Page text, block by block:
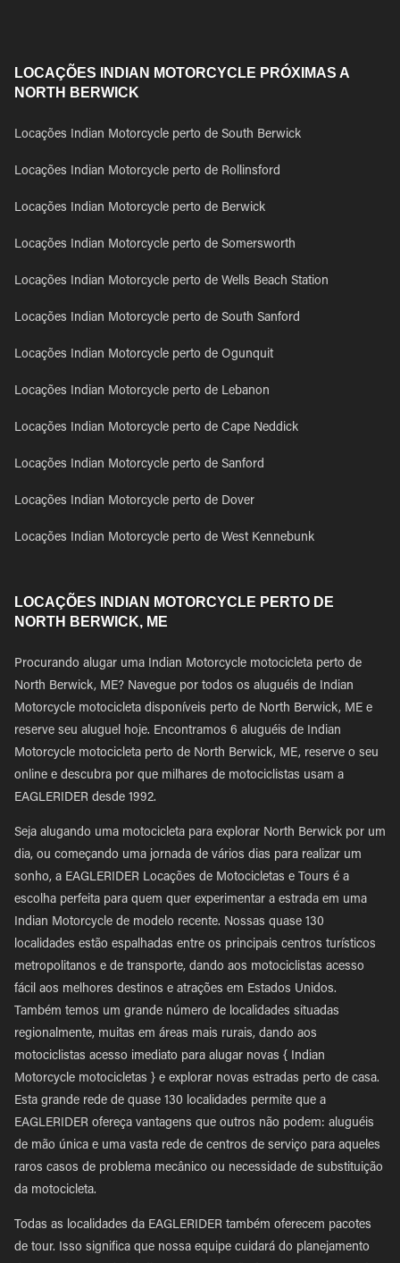
LOCAÇÕES INDIAN MOTORCYCLE PRÓXIMAS A
NORTH BERWICK
Locações Indian Motorcycle perto de South Berwick
Locações Indian Motorcycle perto de Rollinsford
Locações Indian Motorcycle perto de Berwick
Locações Indian Motorcycle perto de Somersworth
Locações Indian Motorcycle perto de Wells Beach Station
Locações Indian Motorcycle perto de South Sanford
Locações Indian Motorcycle perto de Ogunquit
Locações Indian Motorcycle perto de Lebanon
Locações Indian Motorcycle perto de Cape Neddick
Locações Indian Motorcycle perto de Sanford
Locações Indian Motorcycle perto de Dover
Locações Indian Motorcycle perto de West Kennebunk
LOCAÇÕES INDIAN MOTORCYCLE PERTO DE
NORTH BERWICK, ME
Procurando alugar uma Indian Motorcycle motocicleta perto de
North Berwick, ME? Navegue por todos os aluguéis de Indian
Motorcycle motocicleta disponíveis perto de North Berwick, ME e
reserve seu aluguel hoje. Encontramos 6 aluguéis de Indian
Motorcycle motocicleta perto de North Berwick, ME, reserve o seu
online e descubra por que milhares de motociclistas usam a
EAGLERIDER desde 1992.
Seja alugando uma motocicleta para explorar North Berwick por um
dia, ou começando uma jornada de vários dias para realizar um
sonho, a EAGLERIDER Locações de Motocicletas e Tours é a
escolha perfeita para quem quer experimentar a estrada em uma
Indian Motorcycle de modelo recente. Nossas quase 130
localidades estão espalhadas entre os principais centros turísticos
metropolitanos e de transporte, dando aos motociclistas acesso
fácil aos melhores destinos e atrações em Estados Unidos.
Também temos um grande número de localidades situadas
regionalmente, muitas em áreas mais rurais, dando aos
motociclistas acesso imediato para alugar novas { Indian
Motorcycle motocicletas } e explorar novas estradas perto de casa.
Esta grande rede de quase 130 localidades permite que a
EAGLERIDER ofereça vantagens que outros não podem: aluguéis
de mão única e uma vasta rede de centros de serviço para aqueles
raros casos de problema mecânico ou necessidade de substituição
da motocicleta.
Todas as localidades da EAGLERIDER também oferecem pacotes
de tour. Isso significa que nossa equipe cuidará do planejamento